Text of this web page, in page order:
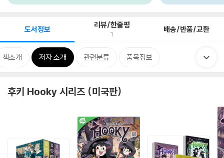
도서정보 리뷰/한줄평
1 배송/반품/교환
책소개 저자 소개 관련분류 품목정보
후키 Hooky 시리즈 (미국판)